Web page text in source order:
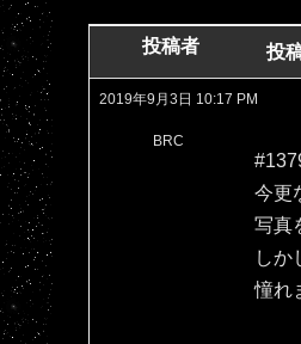
投稿者 投
2019年9月3日 10:17 PM
BRC
今更
写真
しか
憧れ